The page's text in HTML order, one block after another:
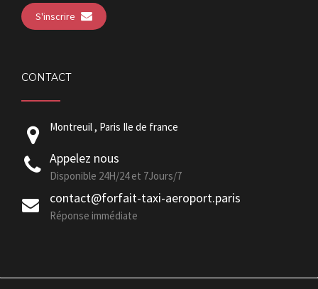
S'inscrire
CONTACT
Montreuil , Paris Ile de france
Appelez nous
Disponible 24H/24 et 7Jours/7
contact@forfait-taxi-aeroport.paris
Réponse immédiate